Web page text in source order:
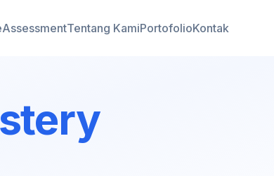
AssessmentTentang KamiPortofolioKontak